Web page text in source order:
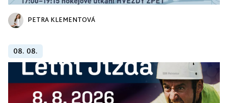
PETRA KLEMENTOVÁ
08. 08.